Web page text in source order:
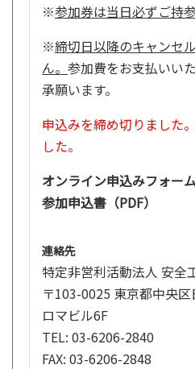
※参加券は当日必ずご持
※締切日以降のキャンセ
ん。 参加費をお支払いい
承願います。
申込みを締め切りました
した。
オンライン申込みフォー
参加申込書（PDF）
連絡先
特定非営利活動法人 安全
〒103-0025 東京都中央
ロマビル6F
TEL: 03-6206-2840
FAX: 03-6206-2848